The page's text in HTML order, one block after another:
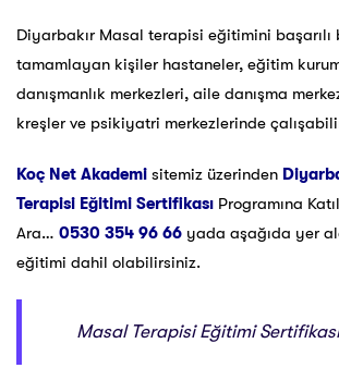
Diyarbakır Masal terapisi eğitimini başarılı
tamamlayan kişiler hastaneler, eğitim
danışmanlık merkezleri, aile danışma
kreşler ve psikiyatri merkezlerinde
Koç Net Akademi sitemiz üzerinden
Terapisi Eğitimi Sertifikası Programına
Ara… 0530 354 96 66 yada aşağıda yer
eğitimi dahil olabilirsiniz.
Masal Terapisi Eğitimi Sertifikası